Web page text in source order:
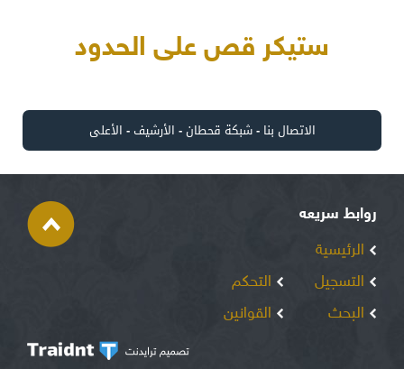
ستيكر قص على الحدود
الاتصال بنا -شبكة قحطان- الأرشيف- الأعلى
روابط سريعه
الرئيسية
التسجيل
البحث
التحكم
القوانين